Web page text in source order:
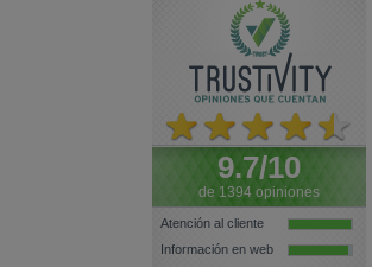
9.7/10
de 1394 opiniones
Atención al cliente
Información en web